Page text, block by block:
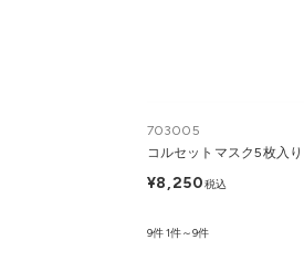
703005
コルセットマスク5枚入り
¥8,250税込
9件1件～9件